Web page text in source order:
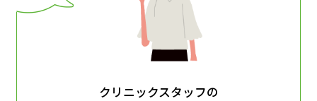
クリニックスタッフの